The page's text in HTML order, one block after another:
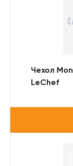
Чехол
LeChef